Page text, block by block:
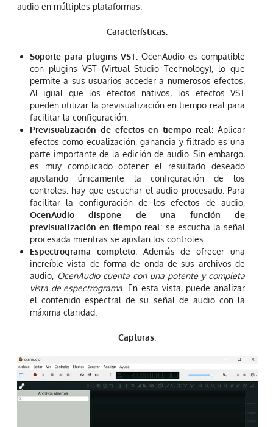
audio en múltiples plataformas.
Características:
Soporte para plugins VST: OcenAudio es compatible
con plugins VST (Virtual Studio Technology), lo que
permite a sus usuarios acceder a numerosos efectos.
Al igual que los efectos nativos, los efectos VST
pueden utilizar la previsualización en tiempo real para
facilitar la configuración.
Previsualización de efectos en tiempo real: Aplicar
efectos como ecualización, ganancia y filtrado es una
parte importante de la edición de audio. Sin embargo,
es muy complicado obtener el resultado deseado
ajustando únicamente la configuración de los
controles: hay que escuchar el audio procesado. Para
facilitar la configuración de los efectos de audio,
OcenAudio dispone de una función de
previsualización en tiempo real: se escucha la señal
procesada mientras se ajustan los controles.
Espectrograma completo: Además de ofrecer una
increíble vista de forma de onda de sus archivos de
audio, OcenAudio cuenta con una potente y completa
vista de espectrograma . En esta vista, puede analizar
el contenido espectral de su señal de audio con la
máxima claridad.
Capturas: